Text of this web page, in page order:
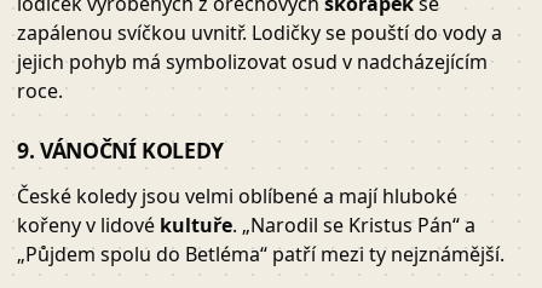
zapálenou svíčkou uvnitř. Lodičky se pouští do vody a
jejich pohyb má symbolizovat osud v nadcházejícím
roce.
9. VÁNOČNÍ KOLEDY
České koledy jsou velmi oblíbené a mají hluboké
kořeny v lidové kultuře. „Narodil se Kristus Pán“ a
„Půjdem spolu do Betléma“ patří mezi ty nejznámější.